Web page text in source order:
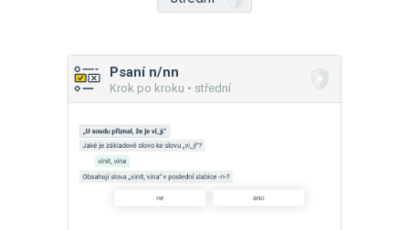
Psaní n/nn
Krok po kroku • střední